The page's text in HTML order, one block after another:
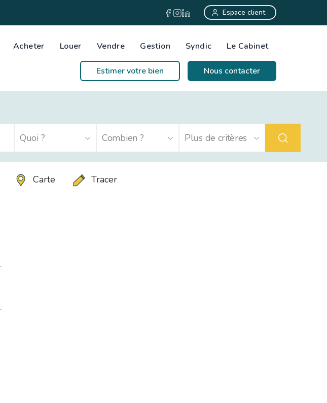
Estimer votre bien Nous contacter
Espace client
Acheter Louer Vendre Gestion Syndic Le Cabinet
Carte Tracer